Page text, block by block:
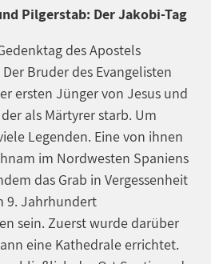
Pilgerstab: Der Jakobi-Tag
des Apostels
Bruder des Evangelisten
ersten Jünger von Jesus und
als Märtyrer starb. Um
Legenden. Eine von ihnen
im Nordwesten Spaniens
das Grab in Vergessenheit
9. Jahrhundert
sein. Zuerst wurde darüber
eine Kathedrale errichtet.